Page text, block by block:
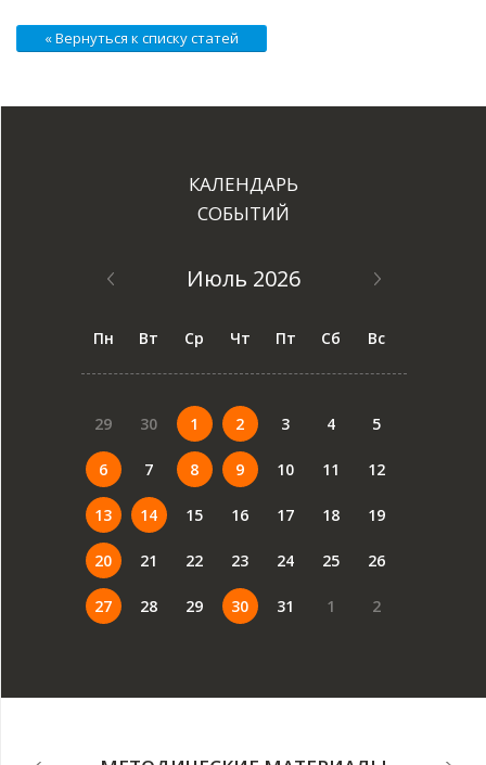
« Вернуться к списку статей
КАЛЕНДАРЬ
СОБЫТИЙ
Июль 2026
Пн Вт Ср Чт Пт Сб Вс
29 30 1 2 3 4 5
6 7 8 9 10 11 12
13 14 15 16 17 18 19
20 21 22 23 24 25 26
27 28 29 30 31 1 2